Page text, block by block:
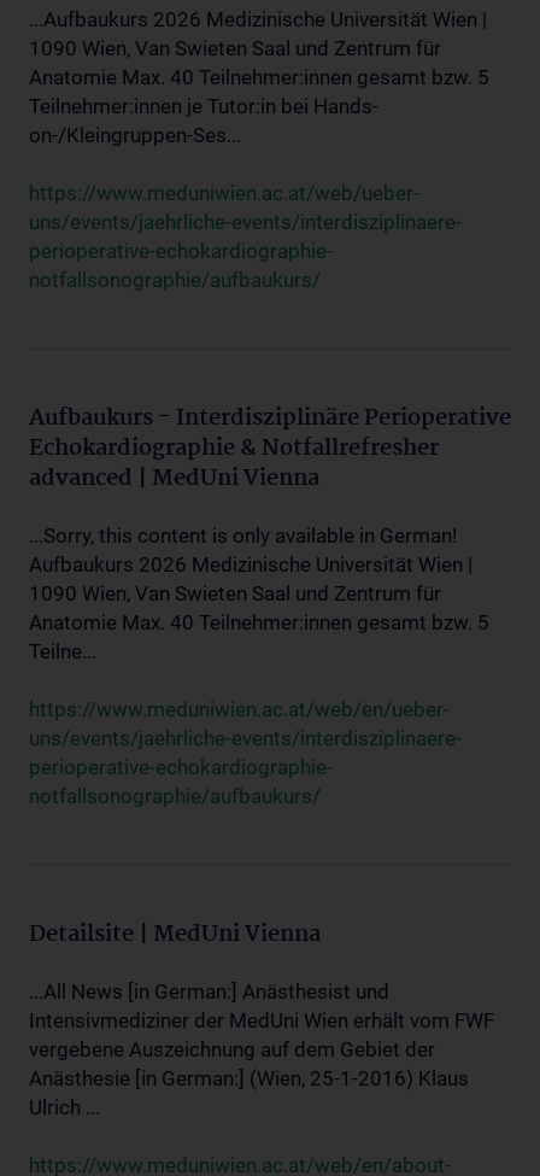
...Aufbaukurs 2026 Medizinische Universität Wien |
1090 Wien, Van Swieten Saal und Zentrum für
Anatomie Max. 40 Teilnehmer:innen gesamt bzw. 5
Teilnehmer:innen je Tutor:in bei Hands-
on-/Kleingruppen-Ses...
https://www.meduniwien.ac.at/web/ueber-
uns/events/jaehrliche-events/interdisziplinaere-
perioperative-echokardiographie-
notfallsonographie/aufbaukurs/
Aufbaukurs - Interdisziplinäre Perioperative
Echokardiographie & Notfallrefresher
advanced | MedUni Vienna
...Sorry, this content is only available in German!
Aufbaukurs 2026 Medizinische Universität Wien |
1090 Wien, Van Swieten Saal und Zentrum für
Anatomie Max. 40 Teilnehmer:innen gesamt bzw. 5
Teilne...
https://www.meduniwien.ac.at/web/en/ueber-
uns/events/jaehrliche-events/interdisziplinaere-
perioperative-echokardiographie-
notfallsonographie/aufbaukurs/
Detailsite | MedUni Vienna
...All News [in German:] Anästhesist und
Intensivmediziner der MedUni Wien erhält vom FWF
vergebene Auszeichnung auf dem Gebiet der
Anästhesie [in German:] (Wien, 25-1-2016) Klaus
Ulrich ...
https://www.meduniwien.ac.at/web/en/about-